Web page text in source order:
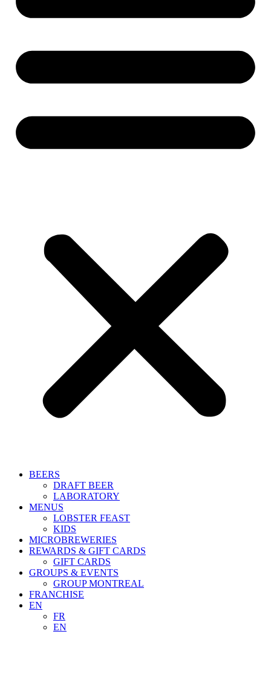
BEERS
DRAFT BEER
LABORATORY
MENUS
LOBSTER FEAST
KIDS
MICROBREWERIES
REWARDS & GIFT CARDS
GIFT CARDS
GROUPS & EVENTS
GROUP MONTREAL
FRANCHISE
EN
FR
EN